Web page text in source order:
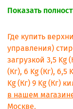
HOTPOINT WMUD
HOTPOINT WMUD
HOTPOINT WMUD
HOTPOINT
HOTPOINT
HOTPOINT WMUD
HOTPOINT
HOTPOINT
HOTPOINT
Показать
Где купить
управления)
загрузкой 3,5 Kg
(Кг), 6 Kg (Кг), 6,5
Kg (Кг) 9 Kg (Кг)
в нашем
Москве.